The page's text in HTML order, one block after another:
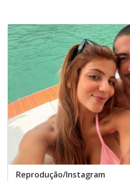
Reprodução/Instagram